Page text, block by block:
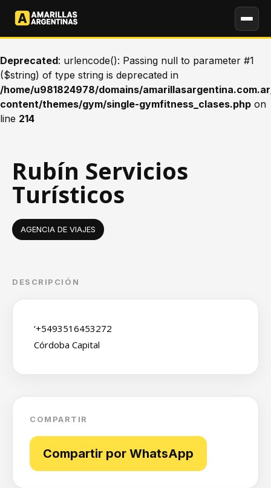
Deprecated: urlencode(): Passing null to parameter #1
($string) of type string is deprecated in
/home/u981824978/domains/
content/themes/gym/single-gymfitness_clases.php on
line 214
Rubín Servicios
Turísticos
AGENCIA DE VIAJES
DESCRIPCIÓN
‘+5493516453272
Córdoba Capital
COMPARTIR
Compartir por WhatsApp